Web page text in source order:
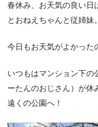
春休み、お天気の良い日
とおねえちゃんと従姉妹。
今日もお天気がよかった
いつもはマンション下の
ーたんのおじさん）が休
遠くの公園へ！